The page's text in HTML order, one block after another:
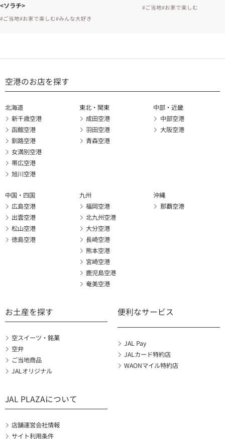
<ソラチ>
#ご当地#お家で楽しむ#みんな大好き
#ご当地#お家で楽しむ
空港のお店を探す
北海道
新千歳空港
函館空港
釧路空港
女満別空港
帯広空港
旭川空港
東北・関東
成田空港
羽田空港
青森空港
中部・近畿
中部空港
大阪空港
中国・四国
広島空港
出雲空港
松山空港
徳島空港
九州
福岡空港
北九州空港
大分空港
長崎空港
熊本空港
宮崎空港
鹿児島空港
奄美空港
沖縄
那覇空港
お土産を探す
空スイーツ・銘菓
空弁
ご当地商品
JALオリジナル
便利なサービス
JAL Pay
JALカード特約店
WAONマイル特約店
JAL PLAZAについて
店舗運営会社情報
サイト利用条件